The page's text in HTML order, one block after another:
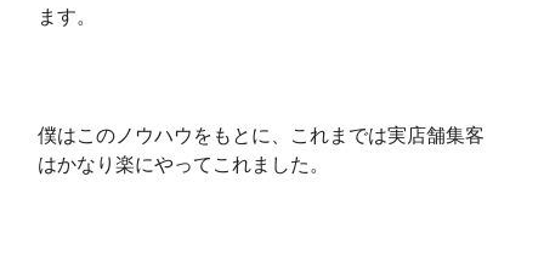
ます。
僕はこのノウハウをもとに、これまでは実店舗集客
はかなり楽にやってこれました。